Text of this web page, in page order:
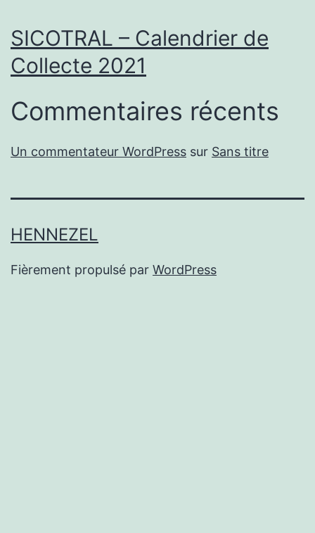
SICOTRAL – Calendrier de
Collecte 2021
Commentaires récents
Un commentateur WordPress sur Sans titre
HENNEZEL
Fièrement propulsé par WordPress